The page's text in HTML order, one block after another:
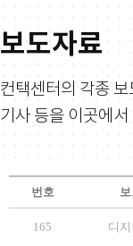
보도자료
컨택센터의 각종
기사 등을 이곳에
번호 보
165 디